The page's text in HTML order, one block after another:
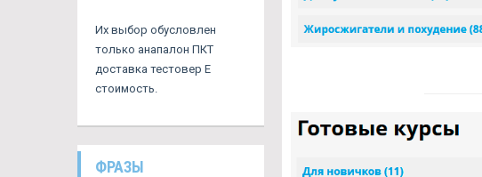
Их выбор обусловлен
только анапалон ПКТ
доставка тестовер Е
стоимость.
ФРАЗЫ